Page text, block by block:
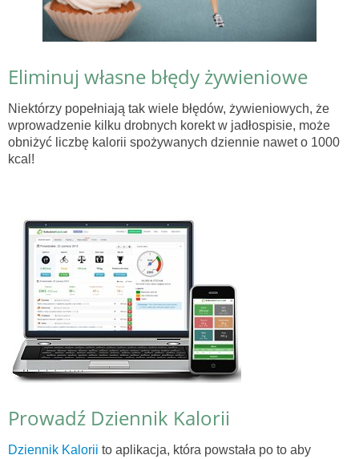
Eliminuj własne błędy żywieniowe
Niektórzy popełniają tak wiele błędów, żywieniowych, że
wprowadzenie kilku drobnych korekt w jadłospisie, może
obniżyć liczbę kalorii spożywanych dziennie nawet o 1000
kcal!
Prowadź Dziennik Kalorii
Dziennik Kalorii to aplikacja, która powstała po to aby